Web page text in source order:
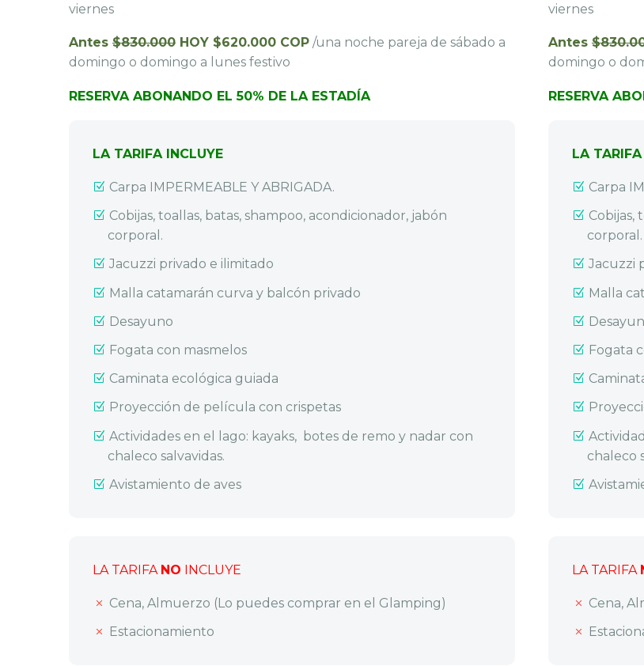
viernes
Antes $830.000 HOY $620.000 COP /una noche pareja de sábado a
domingo o domingo a lunes festivo
RESERVA ABONANDO EL 50% DE LA ESTADÍA
LA TARIFA INCLUYE
Carpa IMPERMEABLE Y ABRIGADA.
Cobijas, toallas, batas, shampoo, acondicionador, jabón
corporal.
Jacuzzi privado e ilimitado
Malla catamarán curva y balcón privado
Desayuno
Fogata con masmelos
Caminata ecológica guiada
Proyección de película con crispetas
Actividades en el lago: kayaks, botes de remo y nadar con
chaleco salvavidas.
Avistamiento de aves
LA TARIFA NO INCLUYE
Cena, Almuerzo (Lo puedes comprar en el Glamping)
Estacionamiento
viernes
Antes
domingo o
RESERVA
LA
Carpa
Cobijas,
corporal.
Jacuzzi
Malla
Fogata
chaleco
LA TARIFA
Cena,